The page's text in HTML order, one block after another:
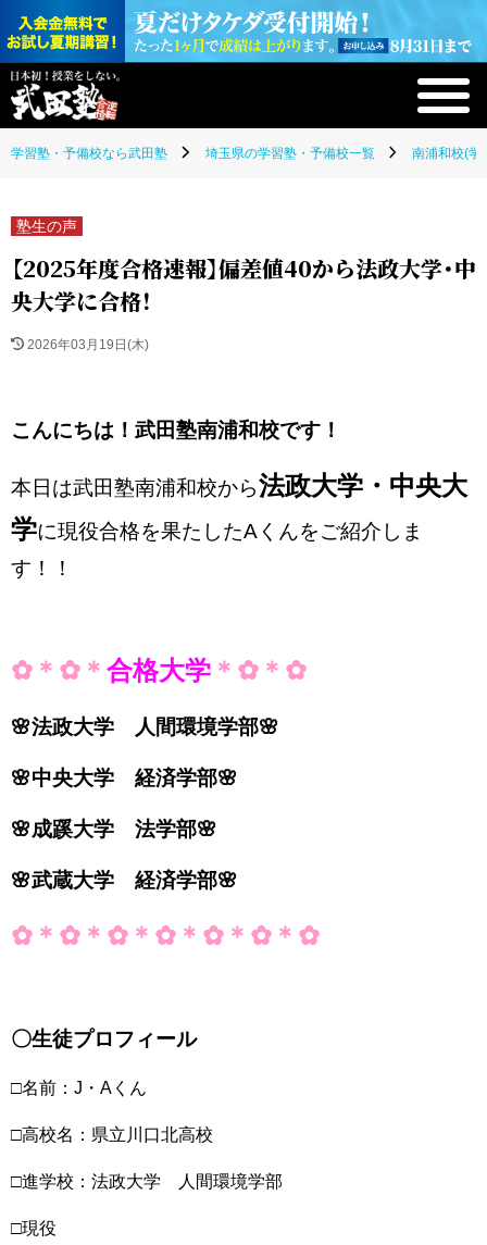
学習塾・予備校なら武田塾 埼玉県の学習塾・予備校一覧 南浦和校(学
塾生の声
【2025年度合格速報】偏差値40から法政大学・中
央大学に合格！
2026年03月19日(木)
こんにちは！武田塾南浦和校です！
本日は武田塾南浦和校から法政大学・中央大
学に現役合格を果たしたAくんをご紹介しま
す！！
✿＊✿＊ 合格大学 ＊✿＊✿
🌸法政大学 人間環境学部🌸
🌸中央大学 経済学部🌸
🌸成蹊大学 法学部🌸
🌸武蔵大学 経済学部🌸
✿＊✿＊ ✿＊✿＊✿＊✿＊✿
〇生徒プロフィール
□名前：J・Aくん
□高校名：県立川口北高校
□進学校：法政大学 人間環境学部
□現役